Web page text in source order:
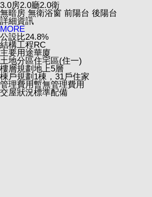
3.0房2.0廳2.0衛
無暗房 無衛浴窗 前陽台 後陽台
詳細資訊
MORE
公設比24.8%
結構工程RC
主要用途華廈
土地分區住宅區(住一)
樓層規劃 地上5層
棟戶規劃 1棟，31戶住家
管理費用暫無管理費用
交屋狀況標準配備